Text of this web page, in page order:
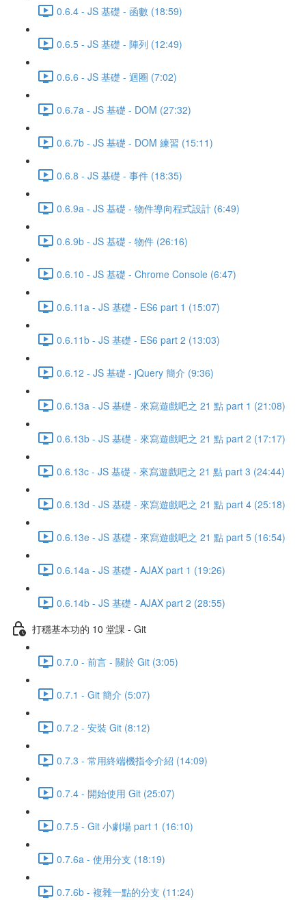
0.6.4 - JS 基礎 - 函數 (18:59)
0.6.5 - JS 基礎 - 陣列 (12:49)
0.6.6 - JS 基礎 - 迴圈 (7:02)
0.6.7a - JS 基礎 - DOM (27:32)
0.6.7b - JS 基礎 - DOM 練習 (15:11)
0.6.8 - JS 基礎 - 事件 (18:35)
0.6.9a - JS 基礎 - 物件導向程式設計 (6:49)
0.6.9b - JS 基礎 - 物件 (26:16)
0.6.10 - JS 基礎 - Chrome Console (6:47)
0.6.11a - JS 基礎 - ES6 part 1 (15:07)
0.6.11b - JS 基礎 - ES6 part 2 (13:03)
0.6.12 - JS 基礎 - jQuery 簡介 (9:36)
0.6.13a - JS 基礎 - 來寫遊戲吧之 21 點 part 1 (21:08)
0.6.13b - JS 基礎 - 來寫遊戲吧之 21 點 part 2 (17:17)
0.6.13c - JS 基礎 - 來寫遊戲吧之 21 點 part 3 (24:44)
0.6.13d - JS 基礎 - 來寫遊戲吧之 21 點 part 4 (25:18)
0.6.13e - JS 基礎 - 來寫遊戲吧之 21 點 part 5 (16:54)
0.6.14a - JS 基礎 - AJAX part 1 (19:26)
0.6.14b - JS 基礎 - AJAX part 2 (28:55)
打穩基本功的 10 堂課 - Git
0.7.0 - 前言 - 關於 Git (3:05)
0.7.1 - Git 簡介 (5:07)
0.7.2 - 安裝 Git (8:12)
0.7.3 - 常用終端機指令介紹 (14:09)
0.7.4 - 開始使用 Git (25:07)
0.7.5 - Git 小劇場 part 1 (16:10)
0.7.6a - 使用分支 (18:19)
0.7.6b - 複雜一點的分支 (11:24)